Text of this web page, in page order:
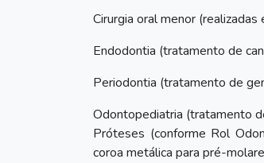
Cirurgia oral menor
Endodontia (tratamento de
Periodontia (tratamento de
Odontopediatria (tratamento
Próteses (conforme Rol
coroa metálica para pré-